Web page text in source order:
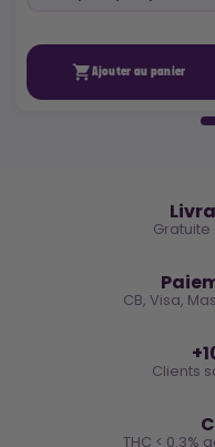
Ajouter au panier
Gratuite
CB, Visa,
Clients
THC < 0.3%